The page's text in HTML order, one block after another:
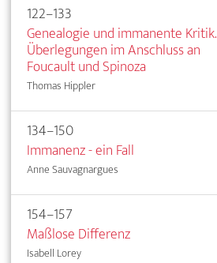
122–133
Genealogie und immanente Kritik.
Überlegungen im Anschluss an
Foucault und Spinoza
Thomas Hippler
134–150
Immanenz - ein Fall
Anne Sauvagnargues
154–157
Maßlose Differenz
Isabell Lorey